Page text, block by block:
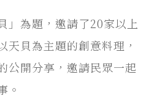
」為題，邀請了20家以上
天貝為主題的創意料理，
公開分享，邀請民眾一起
。